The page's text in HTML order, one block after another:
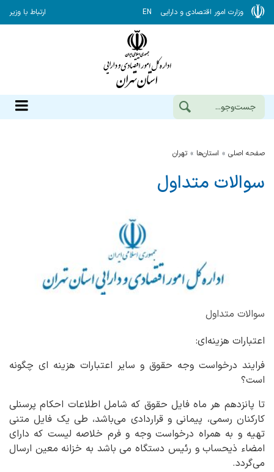
وزارت امور اقتصادی و دارایی EN ارتباط با وزیر
صفحه اصلی استان‌ها تهران
سوالات متداول
سوالات متداول
اعتبارات هزینه‌ای:
فرایند درخواست وجه حقوق و سایر اعتبارات هزینه ای چگونه
است؟
تا پانزدهم هر ماه فایل حقوق که شامل اطلاعات احکام پرسنلی
کارکنان رسمی، پیمانی و قراردادی می‌باشد، طی یک فایل متنی
تهیه و به همراه درخواست وجه و فرم خلاصه لیست که دارای
امضاء ذیحساب و رئیس دستگاه می باشد به خزانه معین ارسال
می‌گردد.